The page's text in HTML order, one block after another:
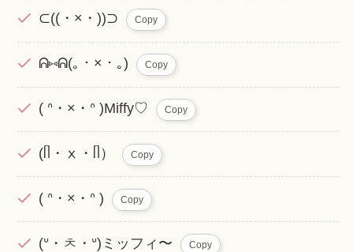
⊂((・×・))⊃ Copy
ᕱ⑅︎ᕱ(｡・×・｡) Copy
( ᐢ・×・ᐢ )Miffy♡ Copy
(ᥥ・ⅹ・ᥥ） Copy
( ᐢ・×・ᐢ ) Copy
(ᐡ・ㅊ・ᐡ)ミッフィ〜 Copy